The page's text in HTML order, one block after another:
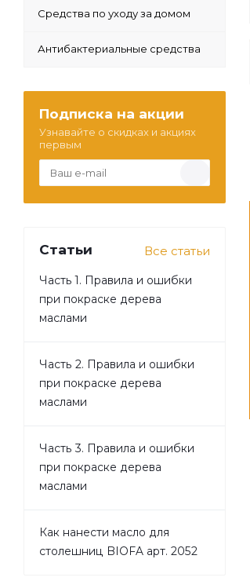
Средства по уходу за домом
Антибактериальные средства
Подписка на акции
Узнавайте о скидках и акциях
первым
Статьи Все статьи
Часть 1. Правила и ошибки
при покраске дерева
маслами
Часть 2. Правила и ошибки
при покраске дерева
маслами
Часть 3. Правила и ошибки
при покраске дерева
маслами
Как нанести масло для
столешниц BIOFA арт. 2052